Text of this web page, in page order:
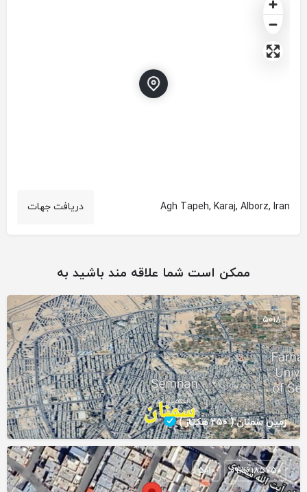
Agh Tapeh, Karaj, Alborz, Iran دریافت جهات
ممکن است شما علاقه مند باشید به
زمین سمنان ( ۲۵۰ هکتار )
5018
۰۹۱۲۶۱۸۵۷۵۰ 5010